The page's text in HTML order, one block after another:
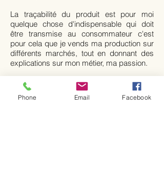
La traçabilité du produit est pour moi
quelque chose d'indispensable qui doit
être transmise au consommateur c'est
pour cela que je vends ma production sur
différents marchés, tout en donnant des
explications sur mon métier, ma passion.
Je fais partie de Marchés Paysans car il
est pour moi essentiel de défendre les
petits producteurs, même si il peut parfois
Phone Email Facebook